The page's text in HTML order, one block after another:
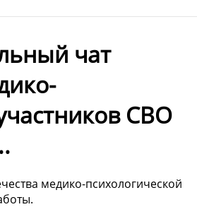
чат
СВО
медико-психологической